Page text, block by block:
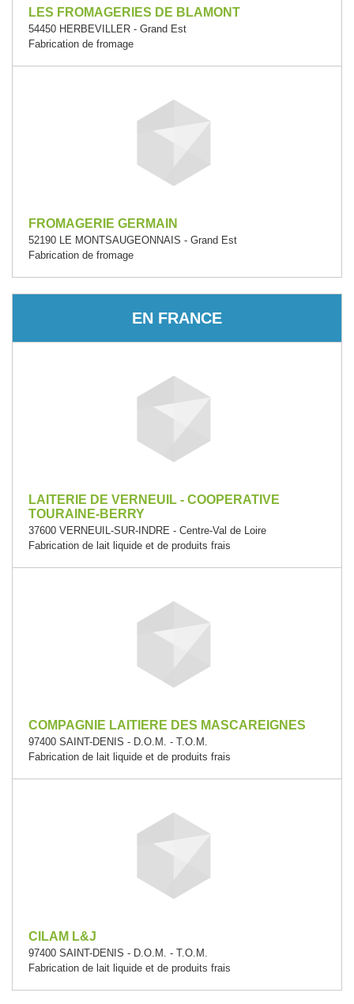
LES FROMAGERIES DE BLAMONT
54450 HERBEVILLER - Grand Est
Fabrication de fromage
FROMAGERIE GERMAIN
52190 LE MONTSAUGEONNAIS - Grand Est
Fabrication de fromage
EN FRANCE
LAITERIE DE VERNEUIL - COOPERATIVE
TOURAINE-BERRY
37600 VERNEUIL-SUR-INDRE - Centre-Val de Loire
Fabrication de lait liquide et de produits frais
COMPAGNIE LAITIERE DES MASCAREIGNES
97400 SAINT-DENIS - D.O.M. - T.O.M.
Fabrication de lait liquide et de produits frais
CILAM L&J
97400 SAINT-DENIS - D.O.M. - T.O.M.
Fabrication de lait liquide et de produits frais